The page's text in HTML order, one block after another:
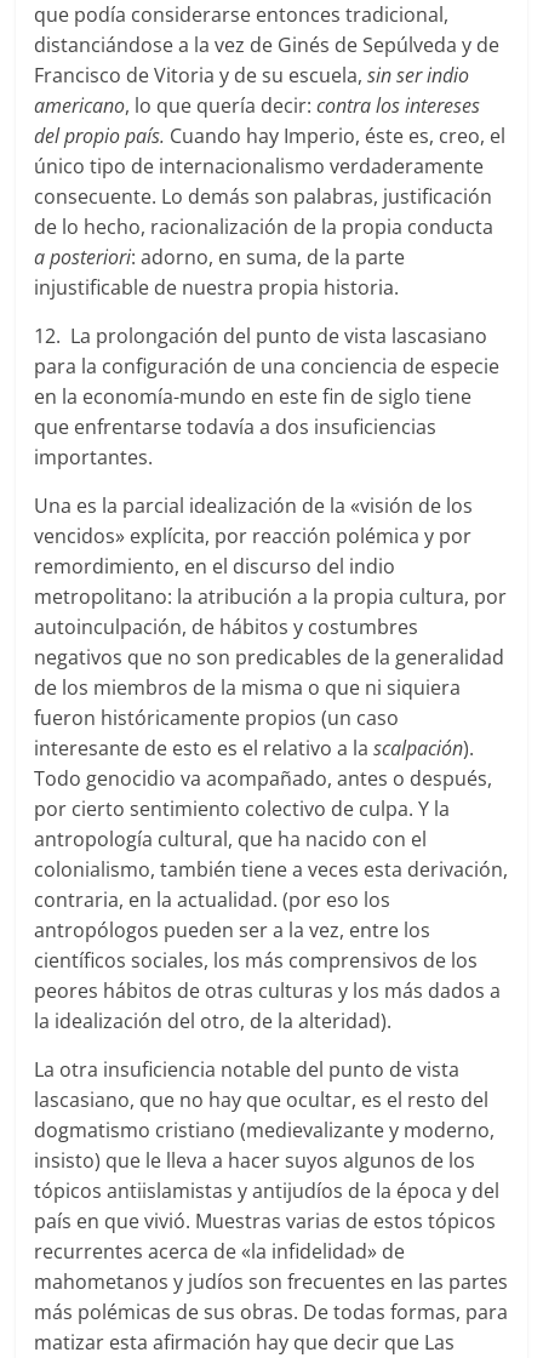
que podía considerarse entonces tradicional,
distanciándose a la vez de Ginés de Sepúlveda y de
Francisco de Vitoria y de su escuela,sin ser indio
americano, lo que quería decir:contra los intereses
del propio país. Cuando hay Imperio, éste es, creo, el
único tipo de internacionalismo verdaderamente
consecuente. Lo demás son palabras, justificación
de lo hecho, racionalización de la propia conducta
a posteriori: adorno, en suma, de la parte
injustificable de nuestra propia historia.
12. La prolongación del punto de vista lascasiano
para la configuración de una conciencia de especie
en la economía-mundo en este fin de siglo tiene
que enfrentarse todavía a dos insuficiencias
importantes.
Una es la parcial idealización de la «visión de los
vencidos» explícita, por reacción polémica y por
remordimiento, en el discurso del indio
metropolitano: la atribución a la propia cultura, por
autoinculpación, de hábitos y costumbres
negativos que no son predicables de la generalidad
de los miembros de la misma o que ni siquiera
fueron históricamente propios (un caso
interesante de esto es el relativo a lascalpación).
Todo genocidio va acompañado, antes o después,
por cierto sentimiento colectivo de culpa. Y la
antropología cultural, que ha nacido con el
colonialismo, también tiene a veces esta derivación,
contraria, en la actualidad. (por eso los
antropólogos pueden ser a la vez, entre los
científicos sociales, los más comprensivos de los
peores hábitos de otras culturas y los más dados a
la idealización del otro, de la alteridad).
La otra insuficiencia notable del punto de vista
lascasiano, que no hay que ocultar, es el resto del
dogmatismo cristiano (medievalizante y moderno,
insisto) que le lleva a hacer suyos algunos de los
tópicos antiislamistas y antijudíos de la época y del
país en que vivió. Muestras varias de estos tópicos
recurrentes acerca de «la infidelidad» de
mahometanos y judíos son frecuentes en las partes
más polémicas de sus obras. De todas formas, para
matizar esta afirmación hay que decir que Las